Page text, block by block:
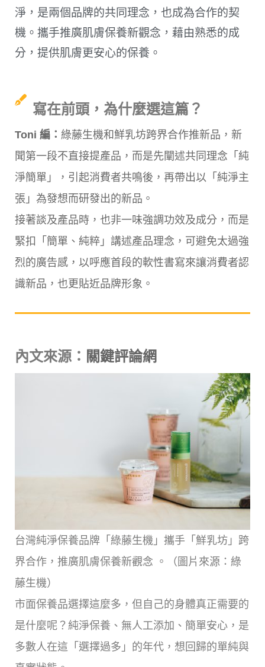
淨，是兩個品牌的共同理念，也成為合作的契
機。攜手推廣肌膚保養新觀念，藉由熟悉的成
分，提供肌膚更安心的保養。
寫在前頭，為什麼選這篇？
Toni 編： 綠藤生機和鮮乳坊跨界合作推新品，新
聞第一段不直接提產品，而是先闡述共同理念「純
淨簡單」，引起消費者共鳴後，再帶出以「純淨主
張」為發想而研發出的新品。
接著談及產品時，也非一味強調功效及成分，而是
緊扣「簡單、純粹」講述產品理念，可避免太過強
烈的廣告感，以呼應首段的軟性書寫來讓消費者認
識新品，也更貼近品牌形象。
內文來源： 關鍵評論網
台灣純淨保養品牌「綠藤生機」攜手「鮮乳坊」跨
界合作，推廣肌膚保養新觀念 。（圖片來源：綠
藤生機）
市面保養品選擇這麼多，但自己的身體真正需要的
是什麼呢？純淨保養、無人工添加、簡單安心，是
多數人在這「選擇過多」的年代，想回歸的單純與